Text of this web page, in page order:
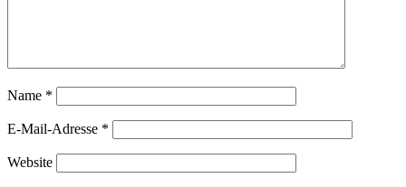
Name *
E-Mail-Adresse *
Website